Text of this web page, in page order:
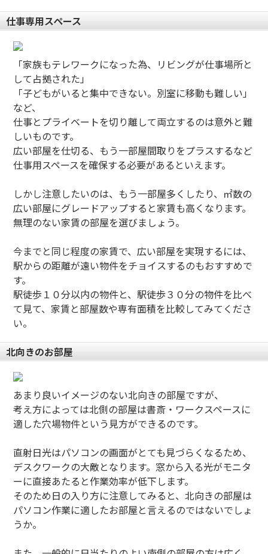
仕事専用スペース
「家族もテレワークになった為、リビングが仕事場所と
して占拠された」
「子どもがいると集中できない。別室に移動も難しい」
など、
仕事とプライベートを切り離して両立するのは意外と難
しいものです。
広い部屋を仕切る、もう一部屋間取りをプラスするなど
仕事用スペースを確保する必要があるといえます。
しかし注意したいのは、もう一部屋多くしたり、㎡数の
広い部屋にグレードアップすると家賃も高くなります。
無理のない家賃の部屋を選びましょう。
今までと同じ程度の家賃で、広い部屋を実現するには、
駅からの距離が遠い物件をチョイスするのもおすすめで
す。
駅徒歩１０分以内の物件と、駅徒歩３０分の物件を比べ
て見て、家賃と部屋数や専有面積を比較してみてくださ
い。
北向きのお部屋
あまり良いイメージのない北向きの部屋ですが、
考え方によっては北側の部屋は書斎・ワークスペースに
適した穴場物件という見方ができるのです。
直射日光はパソコンの画面がとても見づらくなるため、
デスクワークの大敵となります。窓から入る光がモニタ
ーに直接あたると作業効率が低下します。
そのため日の入り方に注意してみると、北向きの部屋は
パソコン作業に適したお部屋と言えるのではないでしょ
うか。